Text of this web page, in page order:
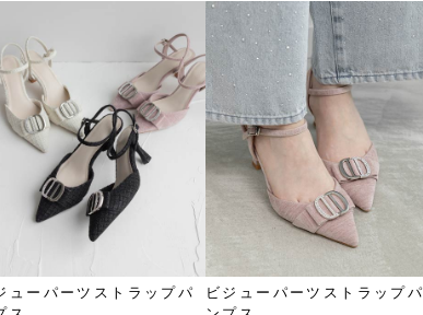
ューパーツストラップパ
ビジューパーツストラップパ